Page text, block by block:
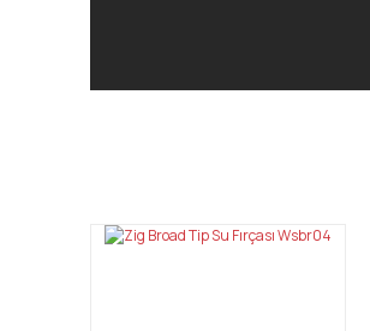
Bu ürünün fiyat bilgisi, resim,
Ürün resmi kalitesiz, bozuk veya